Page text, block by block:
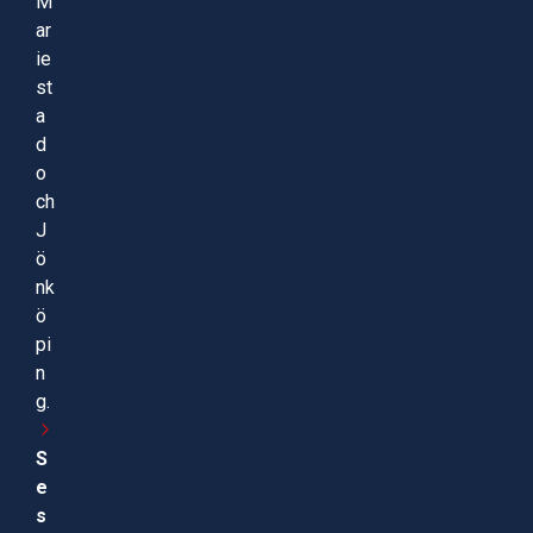
ar
ie
st
a
d
o
ch
J
ö
nk
ö
pi
n
g.
S
e
s